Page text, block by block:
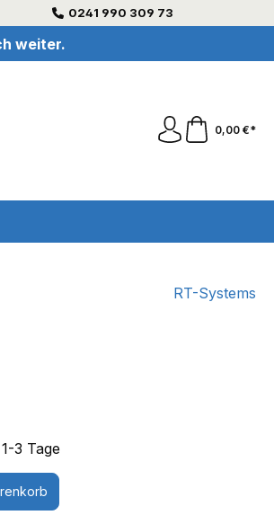
0241 990 309 73
weiter.
0,00 €*
RT-Systems
3 Tage